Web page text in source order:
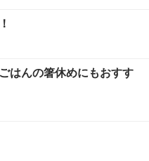
はんの箸休めにもおすす